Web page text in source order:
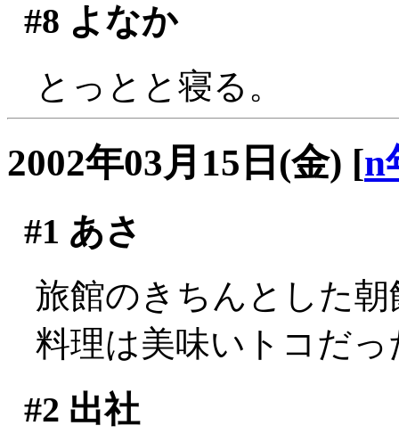
#8 よなか
とっとと寝る。
2002年03月15日(金) [n
#1 あさ
旅館のきちんとした朝
料理は美味いトコだ
#2 出社